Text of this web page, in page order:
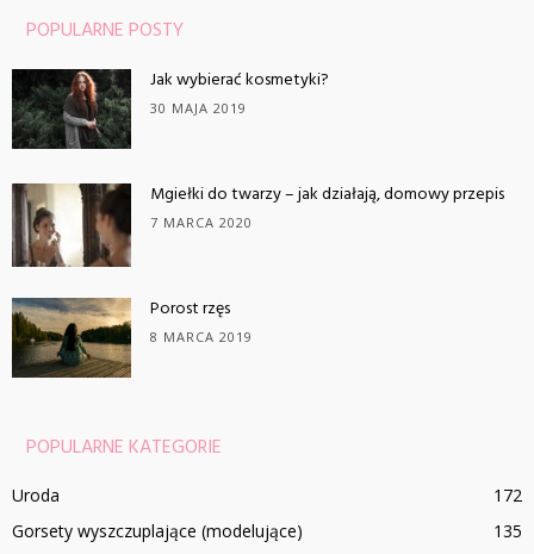
POPULARNE POSTY
Jak wybierać kosmetyki?
30 MAJA 2019
Mgiełki do twarzy – jak działają, domowy przepis
7 MARCA 2020
Porost rzęs
8 MARCA 2019
POPULARNE KATEGORIE
Uroda
172
Gorsety wyszczuplające (modelujące)
135